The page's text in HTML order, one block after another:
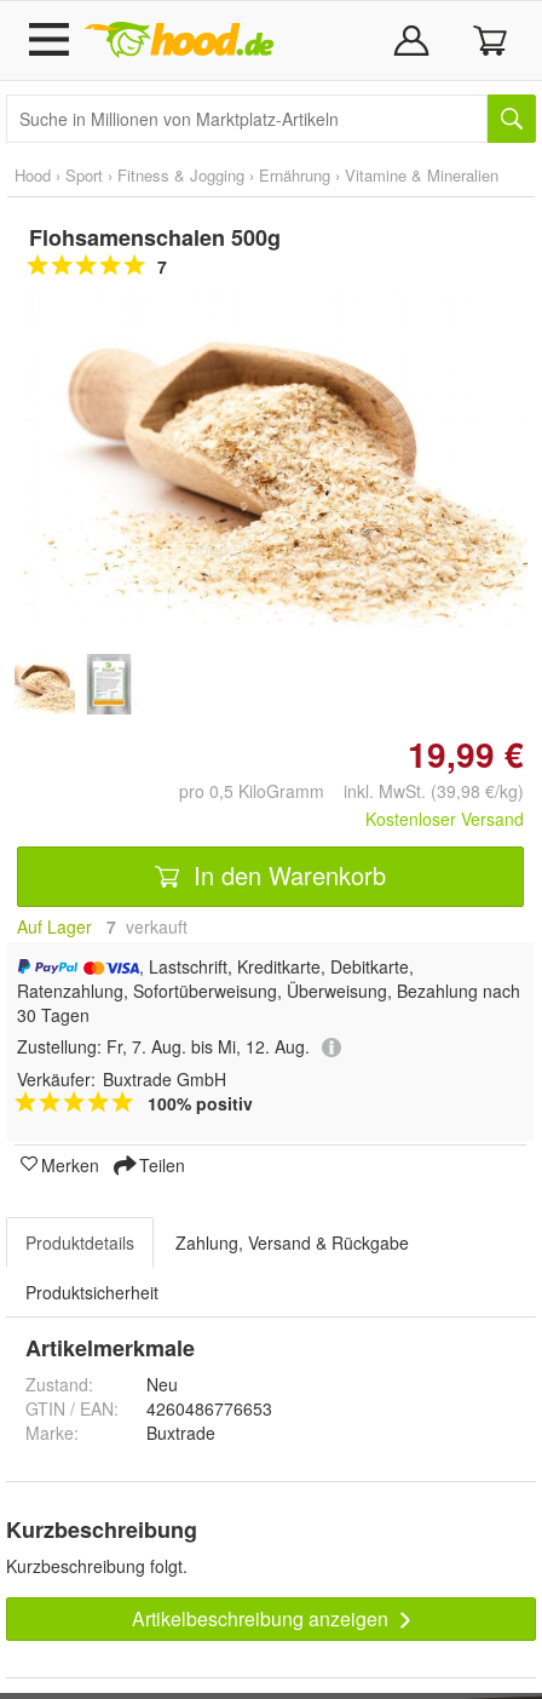
Hood › Sport › Fitness & Jogging › Ernährung › Vitamine & Mineralien
Flohsamenschalen 500g
7
Doppelt antippen zum
vergrößern
19,99 €
pro 0,5 KiloGramm inkl. MwSt. (39,98 €/kg)
Kostenloser Versand
In den Warenkorb
Auf Lager 7 verkauft
, Lastschrift, Kreditkarte, Debitkarte,
Ratenzahlung, Sofortüberweisung, Überweisung, Bezahlung nach
30 Tagen
Zustellung: Fr, 7. Aug. bis Mi, 12. Aug.
Verkäufer: Buxtrade GmbH
100% positiv
Merken Teilen
Produktdetails Zahlung, Versand & Rückgabe
Produktsicherheit
Artikelmerkmale
Zustand:
Neu
GTIN / EAN:
4260486776653
Marke:
Buxtrade
Kurzbeschreibung
Kurzbeschreibung folgt.
Artikelbeschreibung anzeigen